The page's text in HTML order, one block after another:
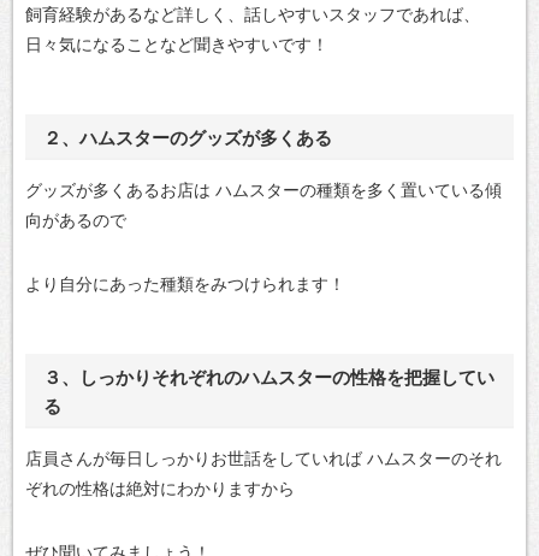
飼育経験があるなど詳しく、話しやすいスタッフであれば、
日々気になることなど聞きやすいです！
２、ハムスターのグッズが多くある
グッズが多くあるお店は ハムスターの種類を多く置いている傾
向があるので
より自分にあった種類をみつけられます！
３、しっかりそれぞれのハムスターの性格を把握してい
る
店員さんが毎日しっかりお世話をしていれば ハムスターのそれ
ぞれの性格は絶対にわかりますから